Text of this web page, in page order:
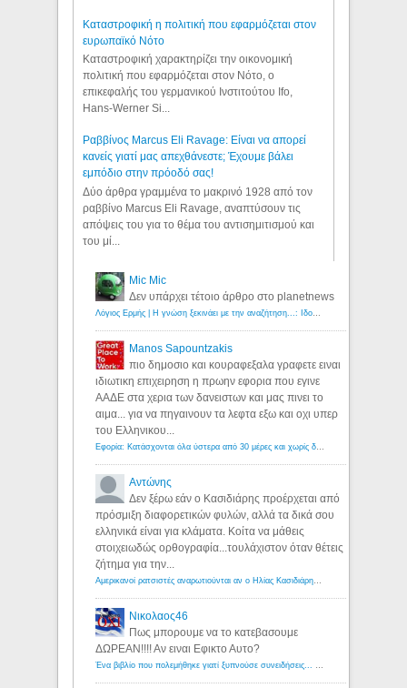
Καταστροφική η πολιτική που εφαρμόζεται στον
ευρωπαϊκό Νότο
Καταστροφική χαρακτηρίζει την οικονομική
πολιτική που εφαρμόζεται στον Νότο, ο
επικεφαλής του γερμανικού Ινστιτούτου Ifo,
Hans-Werner Si...
Ραββίνος Marcus Eli Ravage: Είναι να απορεί
κανείς γιατί μας απεχθάνεστε; Έχουμε βάλει
εμπόδιο στην πρόοδό σας!
Δύο άρθρα γραμμένα το μακρινό 1928 από τον
ραββίνο Marcus Eli Ravage, αναπτύσουν τις
απόψεις του για το θέμα του αντισημιτισμού και
του μί...
Mic Mic
Δεν υπάρχει τέτοιο άρθρο στο planetnews
Manos Sapountzakis
πιο δημοσιο και κουραφεξαλα γραφετε ειναι
ιδιωτικη επιχειρηση η πρωην εφορια που εγινε
ΑΑΔΕ στα χερια των δανειστων και μας πινει το
αιμα... για να πηγαινουν τα λεφτα εξω και οχι υπερ
του Ελληνικου...
Αντώνης
Δεν ξέρω εάν ο Κασιδιάρης προέρχεται από
πρόσμιξη διαφορετικών φυλών, αλλά τα δικά σου
ελληνικά είναι για κλάματα. Κοίτα να μάθεις
στοιχειωδώς ορθογραφία...τουλάχιστον όταν θέτεις
ζήτημα για την...
Νικολαος46
Πως μπορουμε να το κατεβασουμε
ΔΩΡΕΑΝ!!!! Αν ειναι Εφικτο Αυτο?